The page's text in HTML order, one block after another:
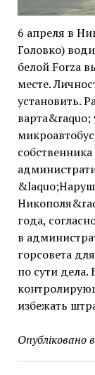
6 апреля в
Головко)
белой Forza
месте.
установить.
варта&raquo;
года,
в
горсовета
по сути
избежать
Опубліковано в